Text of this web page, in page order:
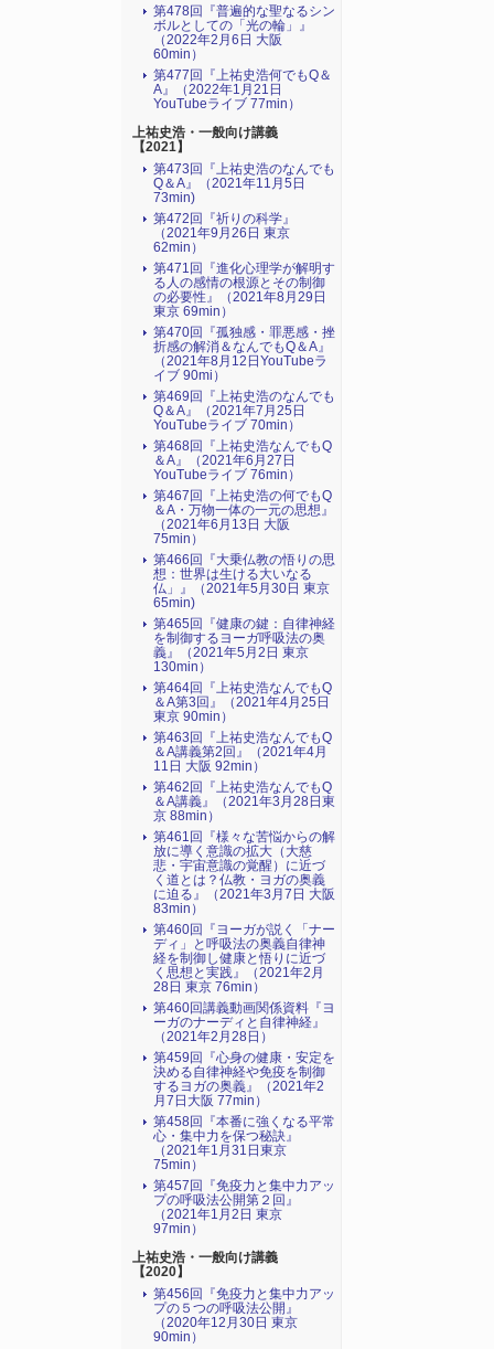
第478回『普遍的な聖なるシン
ボルとしての「光の輪」』
（2022年2月6日 大阪
60min）
第477回『上祐史浩何でもQ＆
A』（2022年1月21日
YouTubeライブ 77min）
上祐史浩・一般向け講義
【2021】
第473回『上祐史浩のなんでも
Q＆A』（2021年11月5日
73min)
第472回『祈りの科学』
（2021年9月26日 東京
62min）
第471回『進化心理学が解明す
る人の感情の根源とその制御
の必要性』（2021年8月29日
東京 69min）
第470回『孤独感・罪悪感・挫
折感の解消＆なんでもQ＆A』
（2021年8月12日YouTubeラ
イブ 90mi）
第469回『上祐史浩のなんでも
Q＆A』（2021年7月25日
YouTubeライブ 70min）
第468回『上祐史浩なんでもQ
＆A』（2021年6月27日
YouTubeライブ 76min）
第467回『上祐史浩の何でもQ
＆A・万物一体の一元の思想』
（2021年6月13日 大阪
75min）
第466回『大乗仏教の悟りの思
想：世界は生ける大いなる
仏」』（2021年5月30日 東京
65min)
第465回『健康の鍵：自律神経
を制御するヨーガ呼吸法の奥
義』（2021年5月2日 東京
130min）
第464回『上祐史浩なんでもQ
＆A第3回』（2021年4月25日
東京 90min）
第463回『上祐史浩なんでもQ
＆A講義第2回』（2021年4月
11日 大阪 92min）
第462回『上祐史浩なんでもQ
＆A講義』（2021年3月28日東
京 88min）
第461回『様々な苦悩からの解
放に導く意識の拡大（大慈
悲・宇宙意識の覚醒）に近づ
く道とは？仏教・ヨガの奥義
に迫る』（2021年3月7日 大阪
83min）
第460回『ヨーガが説く「ナー
ディ」と呼吸法の奥義自律神
経を制御し健康と悟りに近づ
く思想と実践』（2021年2月
28日 東京 76min）
第460回講義動画関係資料『ヨ
ーガのナーディと自律神経』
（2021年2月28日）
第459回『心身の健康・安定を
決める自律神経や免疫を制御
するヨガの奥義』（2021年2
月7日大阪 77min）
第458回『本番に強くなる平常
心・集中力を保つ秘訣』
（2021年1月31日東京
75min）
第457回『免疫力と集中力アッ
プの呼吸法公開第２回』
（2021年1月2日 東京
97min）
上祐史浩・一般向け講義
【2020】
第456回『免疫力と集中力アッ
プの５つの呼吸法公開』
（2020年12月30日 東京
90min）